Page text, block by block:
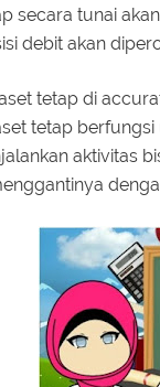
secara tunai
debit akan
tetap di
tetap
aktivitas